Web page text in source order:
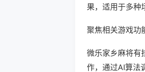
果，适用于多种
聚焦相关游戏功
微乐家乡麻将有
作，通过AI算法